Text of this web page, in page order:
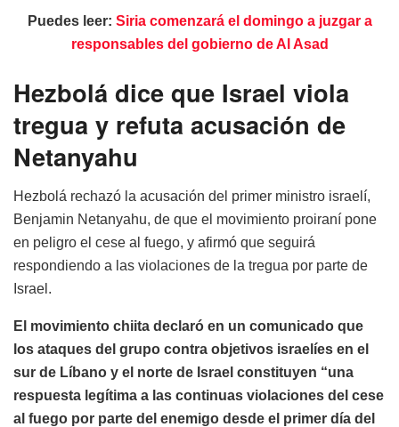
Puedes leer: Siria comenzará el domingo a juzgar a
responsables del gobierno de Al Asad
Hezbolá dice que Israel viola
tregua y refuta acusación de
Netanyahu
Hezbolá rechazó la acusación del primer ministro israelí,
Benjamin Netanyahu, de que el movimiento proiraní pone
en peligro el cese al fuego, y afirmó que seguirá
respondiendo a las violaciones de la tregua por parte de
Israel.
El movimiento chiita declaró en un comunicado que
los ataques del grupo contra objetivos israelíes en el
sur de Líbano y el norte de Israel constituyen “una
respuesta legítima a las continuas violaciones del cese
al fuego por parte del enemigo desde el primer día del